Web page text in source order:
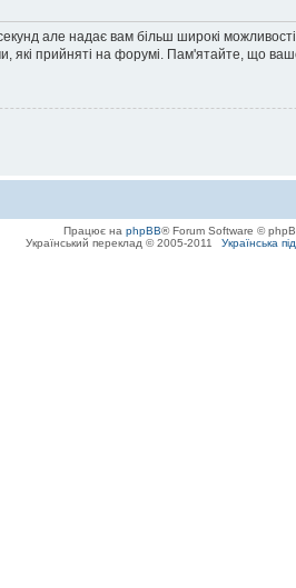
але надає вам більш широкі
які прийняті на форумі. Пам'ятайте, що
Працює на phpBB® Forum Software ©
Український переклад © 2005-2011
Українська